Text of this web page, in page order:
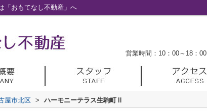
「おもてなし不動産」へ
営業時間：10：00～18：00
屋市北区 > ハーモニーテラス生駒町Ⅱ